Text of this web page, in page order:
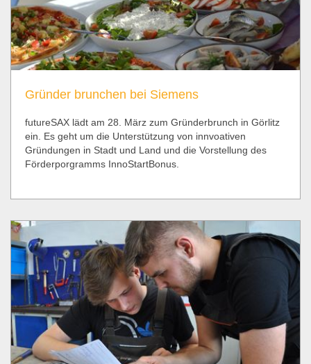
Gründer brunchen bei Siemens
futureSAX lädt am 28. März zum Gründerbrunch in Görlitz
ein. Es geht um die Unterstützung von innvoativen
Gründungen in Stadt und Land und die Vorstellung des
Förderporgramms InnoStartBonus.